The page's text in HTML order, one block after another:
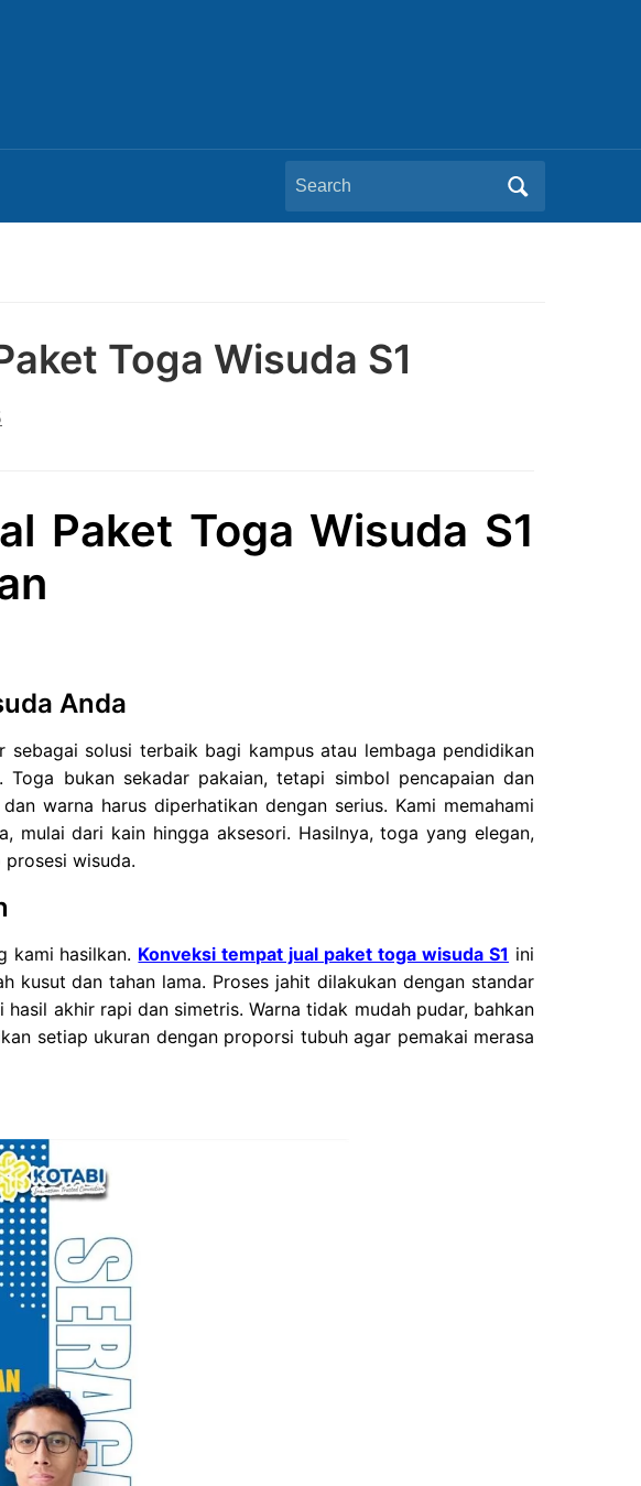
Search
for:
Toga Wisuda S1
Paket Toga Wisuda S1
Anda
sebagai solusi terbaik bagi kampus atau lembaga pendidikan
bukan sekadar pakaian, tetapi simbol pencapaian dan
warna harus diperhatikan dengan serius. Kami memahami
mulai dari kain hingga aksesori. Hasilnya, toga yang elegan,
wisuda.
kami hasilkan. Konveksi tempat jual paket toga wisuda S1 ini
kusut dan tahan lama. Proses jahit dilakukan dengan standar
akhir rapi dan simetris. Warna tidak mudah pudar, bahkan
setiap ukuran dengan proporsi tubuh agar pemakai merasa